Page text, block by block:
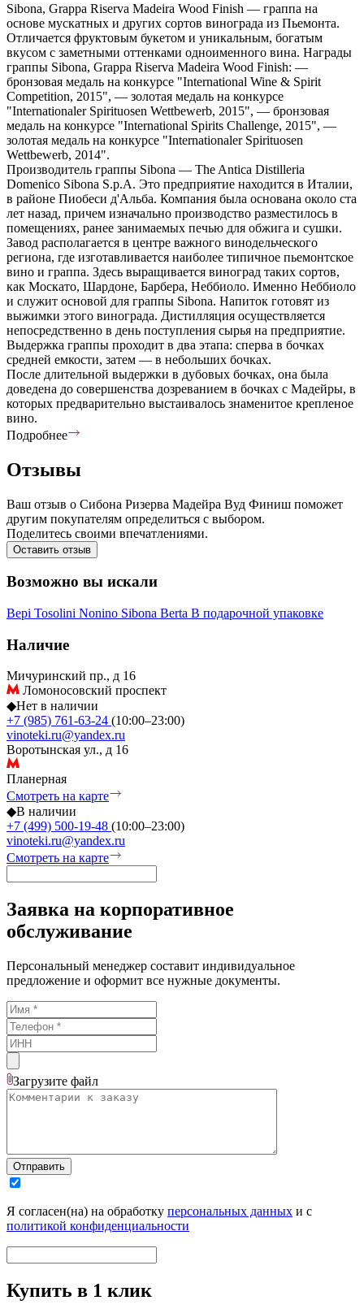
Sibona, Grappa Riserva Madeira Wood Finish — граппа на
основе мускатных и других сортов винограда из Пьемонта.
Отличается фруктовым букетом и уникальным, богатым
вкусом с заметными оттенками одноименного вина. Награды
граппы Sibona, Grappa Riserva Madeira Wood Finish: —
бронзовая медаль на конкурсе "International Wine & Spirit
Competition, 2015", — золотая медаль на конкурсе
"Internationaler Spirituosen Wettbewerb, 2015", — бронзовая
медаль на конкурсе "International Spirits Challenge, 2015", —
золотая медаль на конкурсе "Internationaler Spirituosen
Wettbewerb, 2014".
Производитель граппы Sibona — The Antica Distilleria
Domenico Sibona S.p.A. Это предприятие находится в Италии,
в районе Пиобеси д'Альба. Компания была основана около ста
лет назад, причем изначально производство разместилось в
помещениях, ранее занимаемых печью для обжига и сушки.
Завод располагается в центре важного винодельческого
региона, где изготавливается наиболее типичное пьемонтское
вино и граппа. Здесь выращивается виноград таких сортов,
как Москато, Шардоне, Барбера, Неббиоло. Именно Неббиоло
и служит основой для граппы Sibona. Напиток готовят из
выжимки этого винограда. Дистилляция осуществляется
непосредственно в день поступления сырья на предприятие.
Выдержка граппы проходит в два этапа: сперва в бочках
средней емкости, затем — в небольших бочках.
После длительной выдержки в дубовых бочках, она была
доведена до совершенства дозреванием в бочках с Мадейры, в
которых предварительно выстаивалось знаменитое крепленое
вино.
Подробнее
Отзывы
Ваш отзыв о Сибона Ризерва Мадейра Вуд Финиш поможет
другим покупателям определиться с выбором.
Поделитесь своими впечатлениями.
Оставить отзыв
Возможно вы искали
Bepi Tosolini Nonino Sibona Berta В подарочной упаковке
Наличие
Мичуринский пр., д 16
Ломоносовский проспект
◆Нет в наличии
+7 (985) 761-63-24 (10:00–23:00)
vinoteki.ru@yandex.ru
Воротынская ул., д 16
Планерная
Смотреть на карте
◆В наличии
+7 (499) 500-19-48 (10:00–23:00)
vinoteki.ru@yandex.ru
Смотреть на карте
Заявка на корпоративное
обслуживание
Персональный менеджер составит индивидуальное
предложение и оформит все нужные документы.
Загрузите файл
Отправить
Я согласен(на) на обработку персональных данных и с
политикой конфиденциальности
Купить в 1 клик